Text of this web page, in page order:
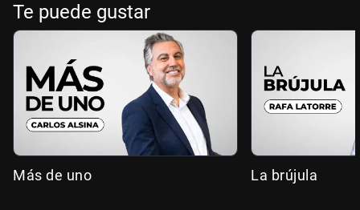
Te puede gustar
Más de uno La brújula